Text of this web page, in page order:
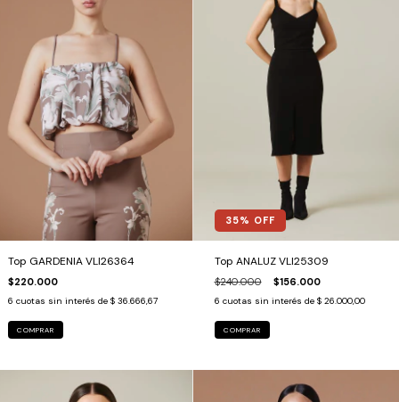
Top GARDENIA VLI26364
$220.000
6 cuotas sin interés de $ 36.666,67
COMPRAR
35% OFF
Top ANALUZ VLI25309
$240.000 $156.000
6 cuotas sin interés de $ 26.000,00
COMPRAR